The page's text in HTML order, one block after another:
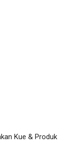
Kue & Produk